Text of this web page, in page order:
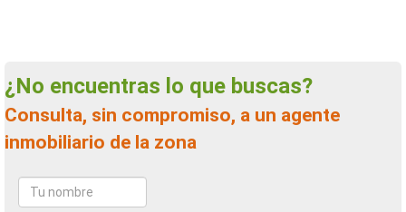
¿No encuentras lo que buscas?
Consulta, sin compromiso, a un agente
inmobiliario de la zona